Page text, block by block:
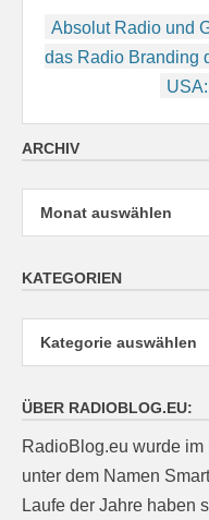
Absolut Radio und
das Radio Branding
ARCHIV
Archiv
KATEGORIEN
ÜBER RADIOBLOG.EU:
RadioBlog.eu wurde
unter dem Namen
Laufe der Jahre haben